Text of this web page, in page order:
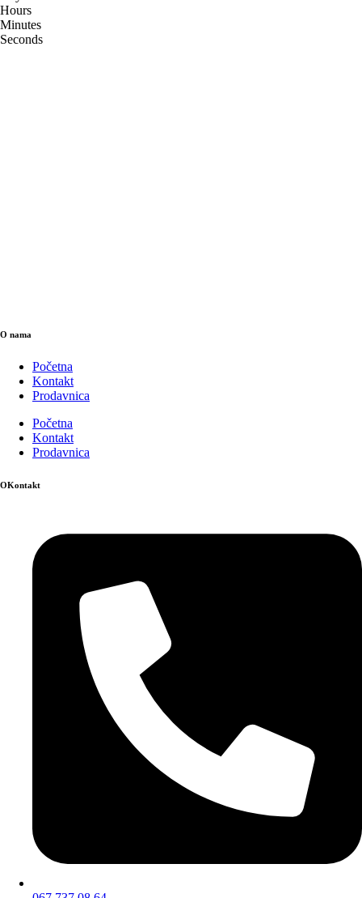
Hours
Minutes
Seconds
O nama
Početna
Kontakt
Prodavnica
Početna
Kontakt
Prodavnica
OKontakt